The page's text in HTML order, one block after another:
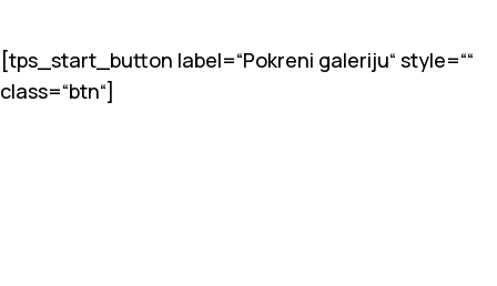
[tps_start_button label=“Pokreni galeriju“ style=““
class=“btn“]